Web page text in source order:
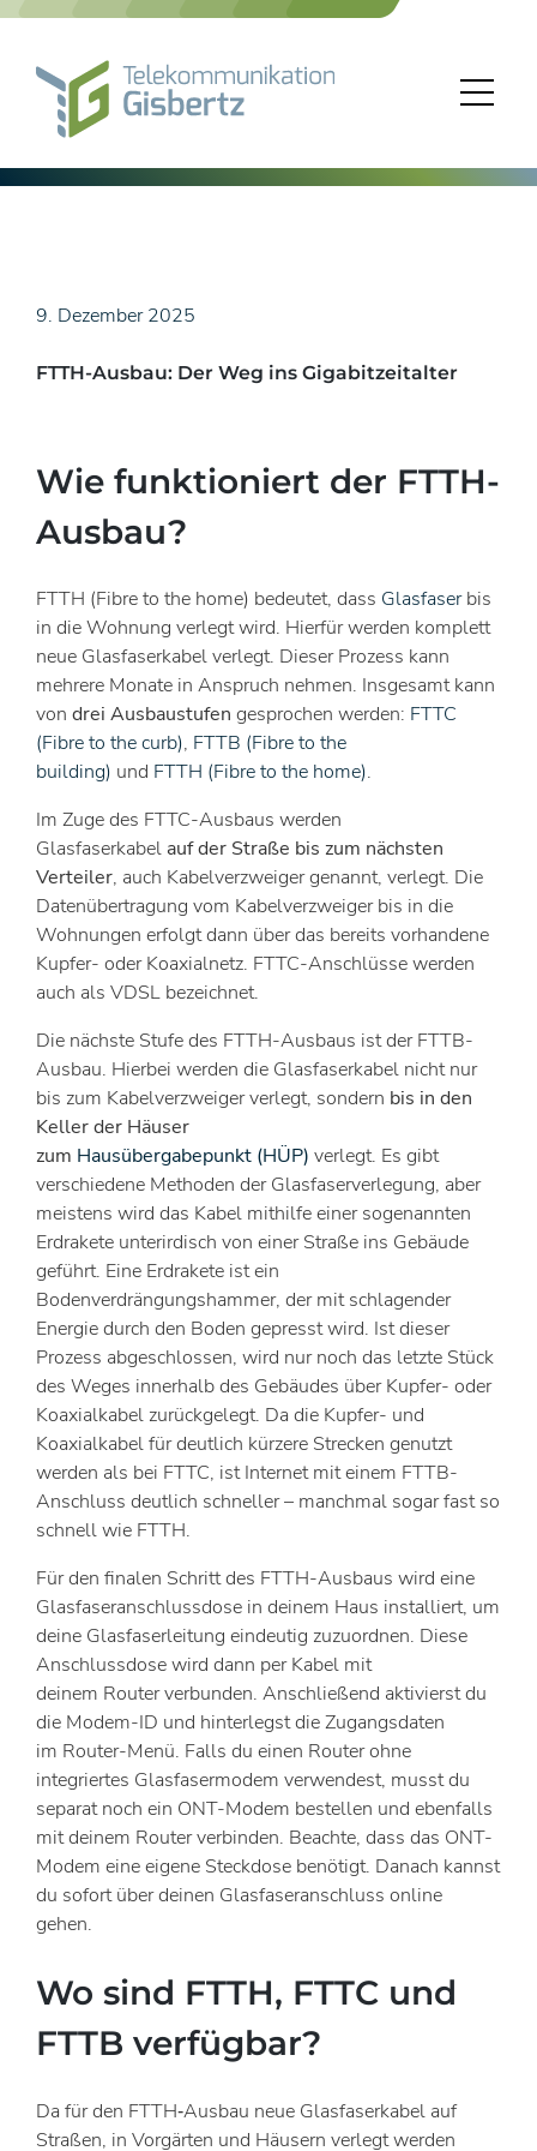
Skip
9. Dezember 2025
FTTH-Ausbau: Der Weg ins Gigabitzeitalter
Wie funktioniert der FTTH-
Ausbau?
FTTH (Fibre to the home) bedeutet, dass Glasfaserbis
in die Wohnung verlegt wird. Hierfür werden komplett
neue Glasfaserkabel verlegt. Dieser Prozess kann
mehrere Monate in Anspruch nehmen. Insgesamt kann
von drei Ausbaustufen gesprochen werden: FTTC
(Fibre to the curb), FTTB (Fibre to the
building) und FTTH (Fibre to the home).
Im Zuge des FTTC-Ausbaus werden
Glasfaserkabel auf der Straße bis zum nächsten
Verteiler, auch Kabelverzweiger genannt, verlegt. Die
Datenübertragung vom Kabelverzweiger bis in die
Wohnungen erfolgt dann über das bereits vorhandene
Kupfer- oder Koaxialnetz. FTTC-Anschlüsse werden
auch als VDSL bezeichnet.
Die nächste Stufe des FTTH-Ausbaus ist der FTTB-
Ausbau. Hierbei werden die Glasfaserkabel nicht nur
bis zum Kabelverzweiger verlegt, sondern bis in den
Keller der Häuser
zum Hausübergabepunkt (HÜP) verlegt. Es gibt
verschiedene Methoden der Glasfaserverlegung, aber
meistens wird das Kabel mithilfe einer sogenannten
Erdrakete unterirdisch von einer Straße ins Gebäude
geführt. Eine Erdrakete ist ein
Bodenverdrängungshammer, der mit schlagender
Energie durch den Boden gepresst wird. Ist dieser
Prozess abgeschlossen, wird nur noch das letzte Stück
des Weges innerhalb des Gebäudes über Kupfer- oder
Koaxialkabel zurückgelegt. Da die Kupfer- und
Koaxialkabel für deutlich kürzere Strecken genutzt
werden als bei FTTC, ist Internet mit einem FTTB-
Anschluss deutlich schneller – manchmal sogar fast so
schnell wie FTTH.
Für den finalen Schritt des FTTH-Ausbaus wird eine
Glasfaseranschlussdose in deinem Haus installiert, um
deine Glasfaserleitung eindeutig zuzuordnen. Diese
Anschlussdose wird dann per Kabel mit
deinem Routerverbunden. Anschließend aktivierst du
die Modem-ID und hinterlegst die Zugangsdaten
im Router-Menü. Falls du einen Routerohne
integriertes Glasfasermodem verwendest, musst du
separat noch ein ONT-Modem bestellen und ebenfalls
mit deinem Routerverbinden. Beachte, dass das ONT-
Modem eine eigene Steckdose benötigt. Danach kannst
du sofort über deinen Glasfaseranschluss online
gehen.
Wo sind FTTH, FTTC und
FTTB verfügbar?
Da für den FTTH‑Ausbau neue Glasfaserkabel auf
Straßen, in Vorgärten und Häusern verlegt werden